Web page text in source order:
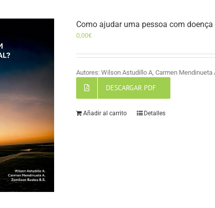
Como ajudar uma pessoa com
0,00€
Autores: Wilson Astudillo A, Carmen
DESCARGAR PDF
Añadir al carrito Detalles